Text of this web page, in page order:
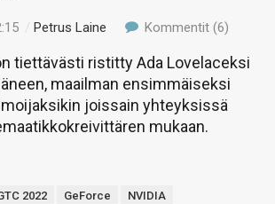
/Petrus Laine Kommentit (6)
tiettävästi ristitty Ada Lovelaceksi
maailman ensimmäiseksi
joissain yhteyksissä
mukaan.
2022 GeForce NVIDIA